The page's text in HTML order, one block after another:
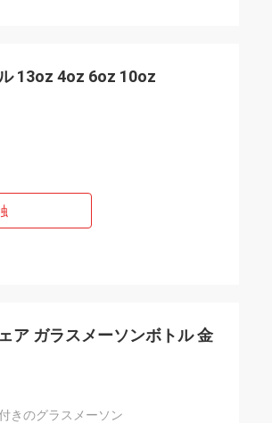
13oz 4oz 6oz 10oz
ア ガラスメーソンボトル 金
きのグラスメーソン